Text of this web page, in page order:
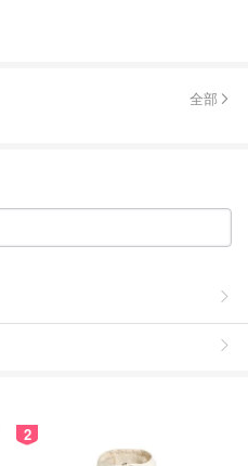
全部
2